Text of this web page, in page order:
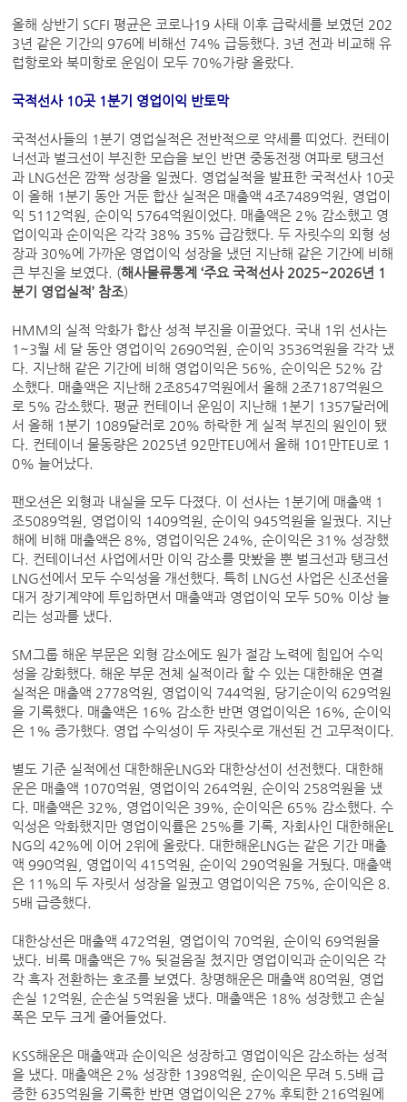
올해 상반기 SCFI 평균은 코로나19 사태 이후 급락세를 보였던 202
3년 같은 기간의 976에 비해선 74% 급등했다. 3년 전과 비교해 유
럽항로와 북미항로 운임이 모두 70%가량 올랐다.
국적선사 10곳 1분기 영업이익 반토막
국적선사들의 1분기 영업실적은 전반적으로 약세를 띠었다. 컨테이
너선과 벌크선이 부진한 모습을 보인 반면 중동전쟁 여파로 탱크선
과 LNG선은 깜짝 성장을 일궜다. 영업실적을 발표한 국적선사 10곳
이 올해 1분기 동안 거둔 합산 실적은 매출액 4조7489억원, 영업이
익 5112억원, 순이익 5764억원이었다. 매출액은 2% 감소했고 영
업이익과 순이익은 각각 38% 35% 급감했다. 두 자릿수의 외형 성
장과 30%에 가까운 영업이익 성장을 냈던 지난해 같은 기간에 비해
큰 부진을 보였다. (해사물류통계 ‘주요 국적선사 2025~2026년 1
분기 영업실적’ 참조)
HMM의 실적 악화가 합산 성적 부진을 이끌었다. 국내 1위 선사는
1~3월 세 달 동안 영업이익 2690억원, 순이익 3536억원을 각각 냈
다. 지난해 같은 기간에 비해 영업이익은 56%, 순이익은 52% 감
소했다. 매출액은 지난해 2조8547억원에서 올해 2조7187억원으
로 5% 감소했다. 평균 컨테이너 운임이 지난해 1분기 1357달러에
서 올해 1분기 1089달러로 20% 하락한 게 실적 부진의 원인이 됐
다. 컨테이너 물동량은 2025년 92만TEU에서 올해 101만TEU로 1
0% 늘어났다.
팬오션은 외형과 내실을 모두 다졌다. 이 선사는 1분기에 매출액 1
조5089억원, 영업이익 1409억원, 순이익 945억원을 일궜다. 지난
해에 비해 매출액은 8%, 영업이익은 24%, 순이익은 31% 성장했
다. 컨테이너선 사업에서만 이익 감소를 맛봤을 뿐 벌크선과 탱크선
LNG선에서 모두 수익성을 개선했다. 특히 LNG선 사업은 신조선을
대거 장기계약에 투입하면서 매출액과 영업이익 모두 50% 이상 늘
리는 성과를 냈다.
SM그룹 해운 부문은 외형 감소에도 원가 절감 노력에 힘입어 수익
성을 강화했다. 해운 부문 전체 실적이라 할 수 있는 대한해운 연결
실적은 매출액 2778억원, 영업이익 744억원, 당기순이익 629억원
을 기록했다. 매출액은 16% 감소한 반면 영업이익은 16%, 순이익
은 1% 증가했다. 영업 수익성이 두 자릿수로 개선된 건 고무적이다.
별도 기준 실적에선 대한해운LNG와 대한상선이 선전했다. 대한해
운은 매출액 1070억원, 영업이익 264억원, 순이익 258억원을 냈
다. 매출액은 32%, 영업이익은 39%, 순이익은 65% 감소했다. 수
익성은 악화했지만 영업이익률은 25%를 기록, 자회사인 대한해운L
NG의 42%에 이어 2위에 올랐다. 대한해운LNG는 같은 기간 매출
액 990억원, 영업이익 415억원, 순이익 290억원을 거뒀다. 매출액
은 11%의 두 자릿서 성장을 일궜고 영업이익은 75%, 순이익은 8.
5배 급증했다.
대한상선은 매출액 472억원, 영업이익 70억원, 순이익 69억원을
냈다. 비록 매출액은 7% 뒷걸음질 쳤지만 영업이익과 순이익은 각
각 흑자 전환하는 호조를 보였다. 창명해운은 매출액 80억원, 영업
손실 12억원, 순손실 5억원을 냈다. 매출액은 18% 성장했고 손실
폭은 모두 크게 줄어들었다.
KSS해운은 매출액과 순이익은 성장하고 영업이익은 감소하는 성적
을 냈다. 매출액은 2% 성장한 1398억원, 순이익은 무려 5.5배 급
증한 635억원을 기록한 반면 영업이익은 27% 후퇴한 216억원에